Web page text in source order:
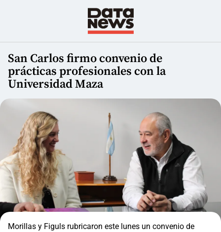
San Carlos firmo convenio de
prácticas profesionales con la
Universidad Maza
Morillas y Figuls rubricaron este lunes un convenio de